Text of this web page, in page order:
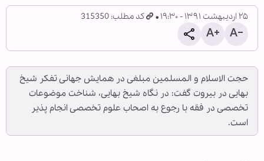
۲۵ اردیبهشت ۱۳۹۱ - ۱۹:۳۰ کد مطلب: 315350
حجت الاسلام و المسلمین مبلغی در همایش جهانی تفکر شیخ
بهایی در بیروت گفت: در نگاه شیخ بهایی، شناخت موضوعات
تخصصی در فقه با رجوع به اصحاب علوم تخصصی انجام پذیر
است.